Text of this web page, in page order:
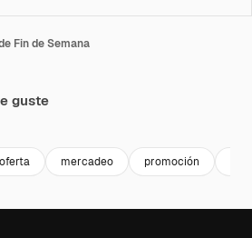
Fin de Semana
guste
oferta mercadeo promoción